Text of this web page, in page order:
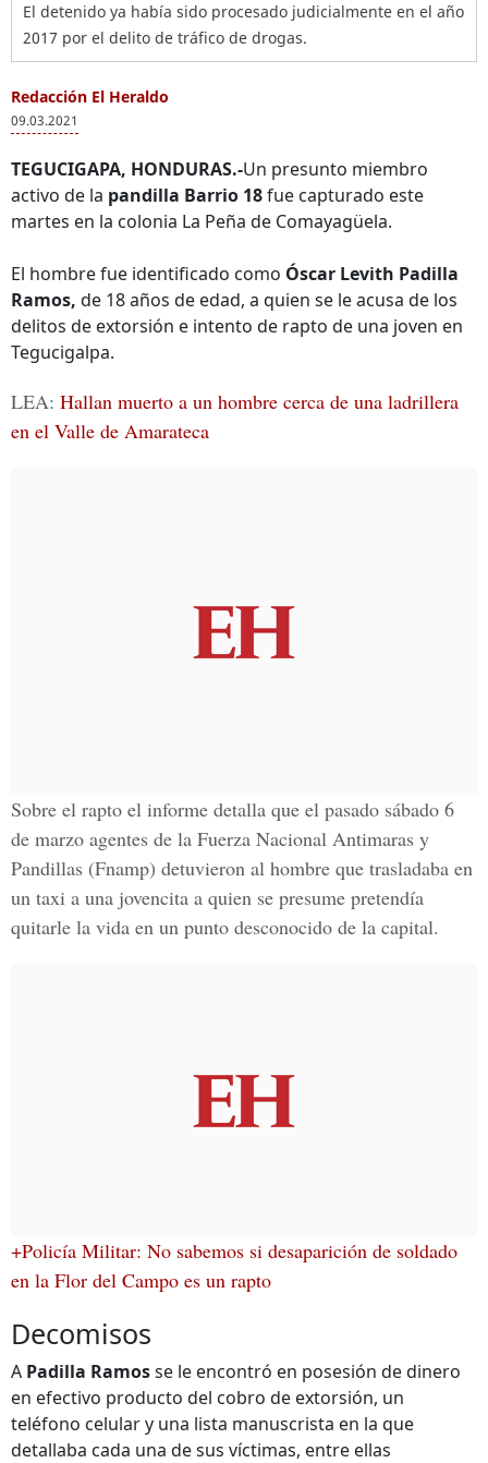
El detenido ya había sido procesado judicialmente en el año
2017 por el delito de tráfico de drogas.
Redacción El Heraldo
09.03.2021
TEGUCIGAPA, HONDURAS.-Un presunto miembro
activo de la pandilla Barrio 18fue capturado este
martes en la colonia La Peña de Comayagüela.
El hombre fue identificado como Óscar Levith Padilla
Ramos, de 18 años de edad, a quien se le acusa de los
delitos de extorsión e intento de rapto de una joven en
Tegucigalpa.
LEA: Hallan muerto a un hombre cerca de una ladrillera
en el Valle de Amarateca
Sobre el rapto el informe detalla que el pasado sábado 6
de marzo agentes de la Fuerza Nacional Antimaras y
Pandillas (Fnamp) detuvieron al hombre que trasladaba en
un taxi a una jovencita a quien se presume pretendía
quitarle la vida en un punto desconocido de la capital.
+Policía Militar: No sabemos si desaparición de soldado
en la Flor del Campo es un rapto
Decomisos
A Padilla Ramosse le encontró en posesión de dinero
en efectivo producto del cobro de extorsión, un
teléfono celular y una lista manuscrista en la que
detallaba cada una de sus víctimas, entre ellas